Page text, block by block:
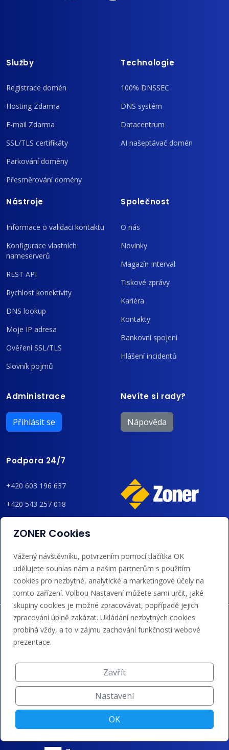
Služby
Registrace domén
Hosting Zdarma
E-mail Zdarma
SSL/TLS certifikáty
Parkování domény
Přesměrování domény
Technologie
100% DNSSEC
DNS systém
Datacentrum
AI našeptávač domén
Nástroje
Informace o validaci kontaktu
Konfigurace vlastních
nameserverů
REST API
Rychlost konektivity
DNS lookup
Moje IP adresa
Ověření SSL/TLS
Slovník pojmů
Společnost
O nás
Novinky
Magazín Interval
Tiskové zprávy
Kariéra
Kontakty
Bankovní spojení
Hlášení incidentů
Administrace
Přihlásit se
Nevíte si rady?
Nápověda
Podpora 24/7
+420 603 196 637
+420 543 257 018
Akceptujeme platby kartou, Google/Apple Pay,
bankovním převodem a kreditem.
ZONER Cookies
Vážený návštěvníku, potvrzením pomocí tlačítka OK
udělujete souhlas nám a našim partnerům s použitím
cookies pro nezbytné, analytické a marketingové účely na
tomto zařízení. Volbou Nastavení můžete sami určit, jaké
skupiny cookies je možné zpracovávat, popřípadě jejich
zpracování úplně zakázat. Ukládání nezbytných cookies
probíhá vždy, a to v zájmu zachování funkčnosti webové
prezentace.
Zavřít
Nastavení
OK